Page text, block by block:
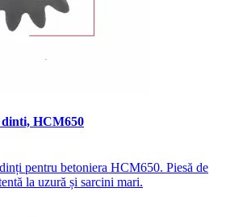
dinti, HCM650
pentru betoniera HCM650. Piesă de
la uzură și sarcini mari.